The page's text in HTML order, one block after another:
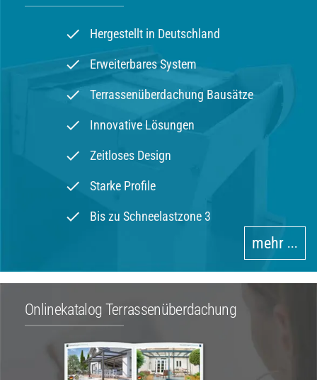
done Hergestellt in Deutschland
done Erweiterbares System
done Terrassen­überdachung Bausätze
done Innovative Lösungen
done Zeitloses Design
done Starke Profile
done Bis zu Schneelastzone 3
mehr •••
Onlinekatalog Terrassenüberdachung